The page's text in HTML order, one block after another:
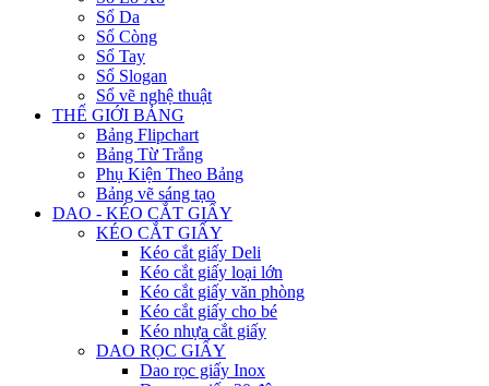
Sổ Da
Sổ Còng
Sổ Tay
Sổ Slogan
Sổ vẽ nghệ thuật
THẾ GIỚI BẢNG
Bảng Flipchart
Bảng Từ Trắng
Phụ Kiện Theo Bảng
Bảng vẽ sáng tạo
DAO - KÉO CẮT GIẤY
KÉO CẮT GIẤY
Kéo cắt giấy Deli
Kéo cắt giấy loại lớn
Kéo cắt giấy văn phòng
Kéo cắt giấy cho bé
Kéo nhựa cắt giấy
DAO RỌC GIẤY
Dao rọc giấy Inox